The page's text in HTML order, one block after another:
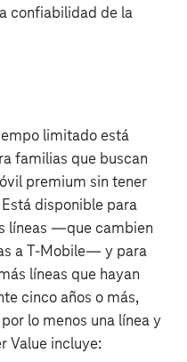
confiabilidad de la
limitado está
familias que buscan
premium sin tener
disponible para
líneas —que cambien
a T‑Mobile— y para
líneas que hayan
cinco años o más,
lo menos una línea y
Value incluye: